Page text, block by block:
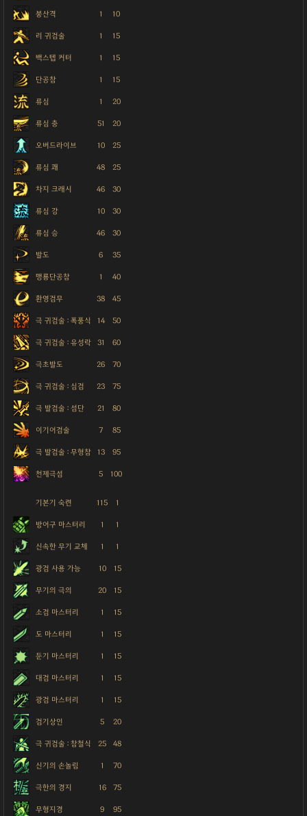
붕산격 1 10
리 귀검술 1 15
백스텝 커터 1 15
단공참 1 15
류심 1 20
류심 충 51 20
오버드라이브 10 25
류심 쾌 48 25
차지 크래시 46 30
류심 강 10 30
류심 승 46 30
발도 6 35
맹룡단공참 1 40
환영검무 38 45
극 귀검술 : 폭풍식 14 50
극 귀검술 : 유성락 31 60
극초발도 26 70
극 귀검술 : 심검 23 75
극 발검술 : 섬단 21 80
이기어검술 7 85
극 발검술 : 무형참 13 95
천제극섬 5 100
기본기 숙련 115 1
방어구 마스터리 1 1
신속한 무기 교체 1 1
광검 사용 가능 10 15
무기의 극의 20 15
소검 마스터리 1 15
도 마스터리 1 15
둔기 마스터리 1 15
대검 마스터리 1 15
광검 마스터리 1 15
검기상인 5 20
극 귀검술 : 참철식 25 48
신기의 손놀림 1 70
극한의 경지 16 75
무형지경 9 95